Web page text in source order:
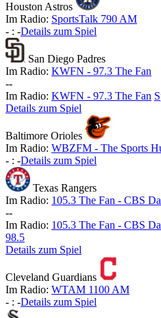
Houston Astros
Im Radio: SportsTalk 790 AM
- : -Details zum Spiel
San Diego Padres
Im Radio: KWFN - 97.3 The Fan
--
Im Radio: KWFN - 97.3 The Fan
Details zum Spiel
Baltimore Orioles
Im Radio: WBZFM - The Sports
- : -Details zum Spiel
Texas Rangers
Im Radio: 105.3 The Fan - CBS
--
Im Radio: 105.3 The Fan - CBS
98.5
Details zum Spiel
Cleveland Guardians
Im Radio: WTAM 1100 AM
- : -Details zum Spiel